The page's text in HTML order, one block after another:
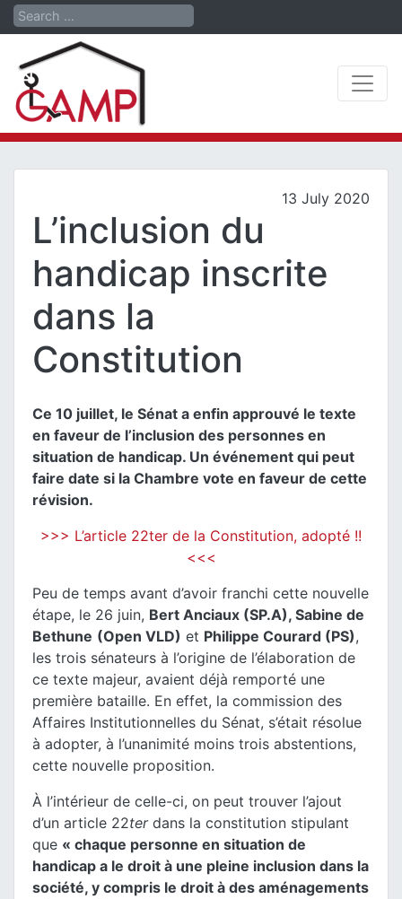
Search
13 July 2020
L’inclusion du
handicap inscrite
dans la
Constitution
Ce 10 juillet, le Sénat a enfin approuvé le texte
en faveur de l’inclusion des personnes en
situation de handicap. Un événement qui peut
faire date si la Chambre vote en faveur de cette
révision.
>>> L’article 22ter de la Constitution, adopté !!
<<<
Peu de temps avant d’avoir franchi cette nouvelle
étape, le 26 juin, Bert Anciaux (SP.A), Sabine de
Bethune (Open VLD) et Philippe Courard (PS),
les trois sénateurs à l’origine de l’élaboration de
ce texte majeur, avaient déjà remporté une
première bataille. En effet, la commission des
Affaires Institutionnelles du Sénat, s’était résolue
à adopter, à l’unanimité moins trois abstentions,
cette nouvelle proposition.
À l’intérieur de celle-ci, on peut trouver l’ajout
d’un article 22terdans la constitution stipulant
que « chaque personne en situation de
handicap a le droit à une pleine inclusion dans la
société, y compris le droit à des aménagements